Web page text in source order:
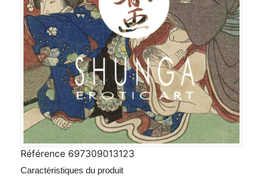
Référence 697309013123
Caractéristiques du produit